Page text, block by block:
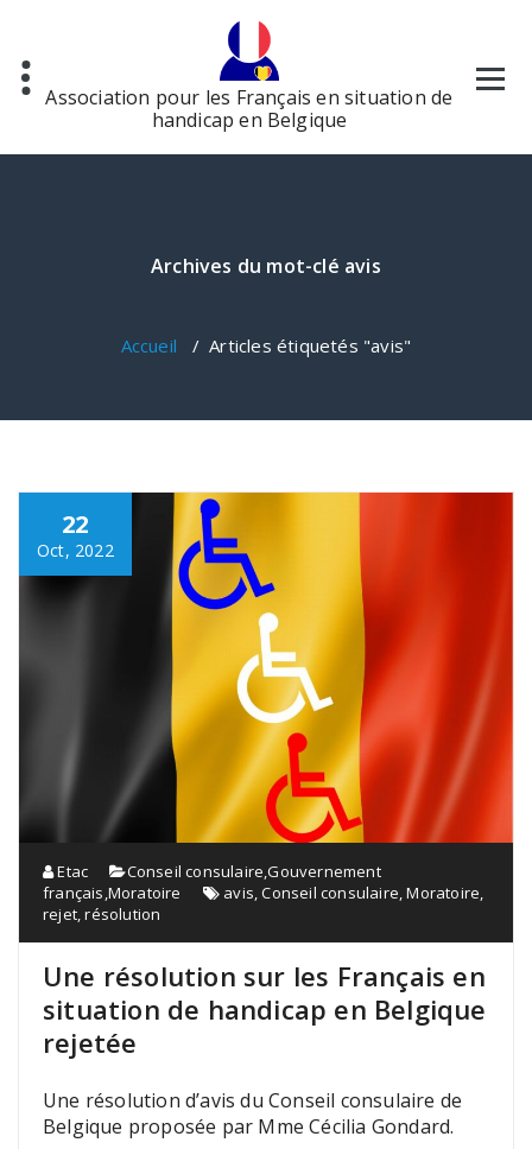
contenu
Association pour les Français en situation de
handicap en Belgique
Archives du mot-clé avis
Accueil /Articles étiquetés "avis"
22
Oct, 2022
Etac Conseil consulaire,Gouvernement
français,Moratoire avis,Conseil consulaire,Moratoire,
rejet,résolution
Une résolution sur les Français en
situation de handicap en Belgique
rejetée
Une résolution d’avis du Conseil consulaire de
Belgique proposée par Mme Cécilia Gondard.